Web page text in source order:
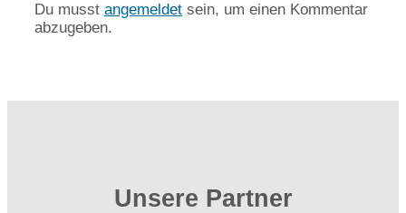
Du musst angemeldet sein, um einen Kommentar
abzugeben.
Unsere Partner